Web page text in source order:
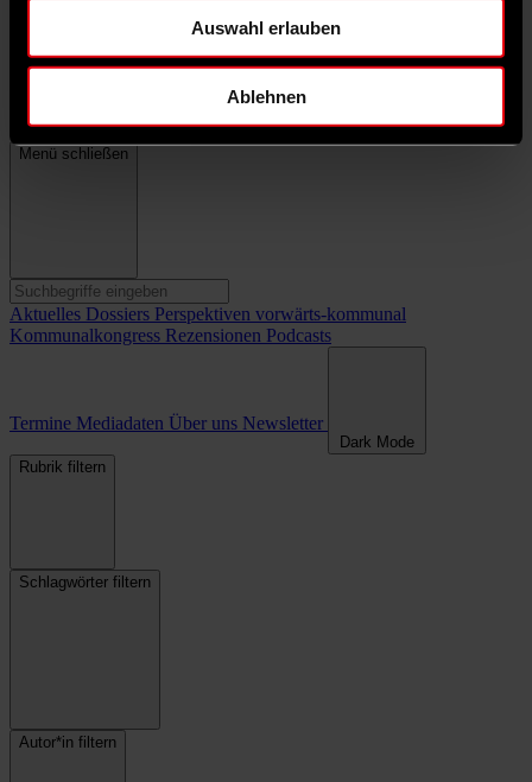
Auswahl erlauben
Ablehnen
Menü schließen
Aktuelles Dossiers Perspektiven vorwärts-kommunal
Kommunalkongress Rezensionen Podcasts
Termine Mediadaten Über uns Newsletter
Dark Mode
Rubrik filtern
Schlagwörter filtern
Autor*in filtern